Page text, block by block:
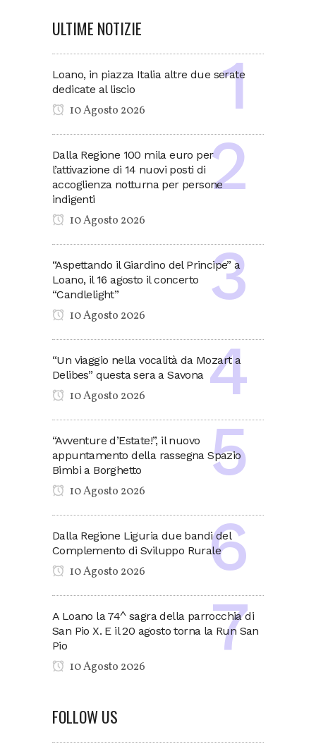
ULTIME NOTIZIE
Loano, in piazza Italia altre due serate
dedicate al liscio
10 Agosto 2026
Dalla Regione 100 mila euro per
l’attivazione di 14 nuovi posti di
accoglienza notturna per persone
indigenti
10 Agosto 2026
“Aspettando il Giardino del Principe” a
Loano, il 16 agosto il concerto
“Candlelight”
10 Agosto 2026
“Un viaggio nella vocalità da Mozart a
Delibes” questa sera a Savona
10 Agosto 2026
“Avventure d’Estate!”, il nuovo
appuntamento della rassegna Spazio
Bimbi a Borghetto
10 Agosto 2026
Dalla Regione Liguria due bandi del
Complemento di Sviluppo Rurale
10 Agosto 2026
A Loano la 74^ sagra della parrocchia di
San Pio X. E il 20 agosto torna la Run San
Pio
10 Agosto 2026
FOLLOW US